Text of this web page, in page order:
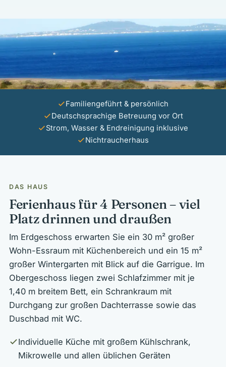
Familiengeführt & persönlich
Deutschsprachige Betreuung vor Ort
Strom, Wasser & Endreinigung inklusive
Nichtraucherhaus
DAS HAUS
Ferienhaus für 4 Personen – viel
Platz drinnen und draußen
Im Erdgeschoss erwarten Sie ein 30 m² großer
Wohn-Essraum mit Küchenbereich und ein 15 m²
großer Wintergarten mit Blick auf die Garrigue. Im
Obergeschoss liegen zwei Schlafzimmer mit je
1,40 m breitem Bett, ein Schrankraum mit
Durchgang zur großen Dachterrasse sowie das
Duschbad mit WC.
Individuelle Küche mit großem Kühlschrank,
Mikrowelle und allen üblichen Geräten